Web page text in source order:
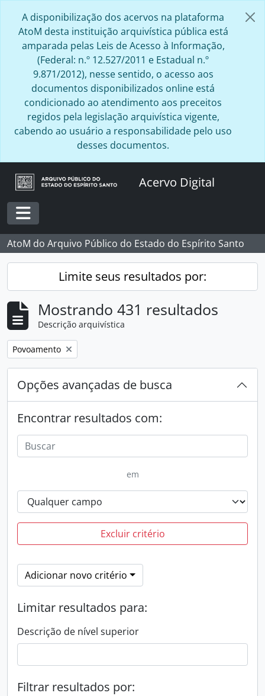
A disponibilização dos acervos na plataforma
AtoM desta instituição arquivística pública está
amparada pelas Leis de Acesso à Informação,
(Federal: n.º 12.527/2011 e Estadual n.º
9.871/2012), nesse sentido, o acesso aos
documentos disponibilizados online está
condicionado ao atendimento aos preceitos
regidos pela legislação arquivística vigente,
cabendo ao usuário a responsabilidade pelo uso
desses documentos.
Acervo Digital
Toggle navigation
AtoM do Arquivo Público do Estado do Espírito Santo
Limite seus resultados por:
Mostrando 431 resultados
Descrição arquivística
Remover filtro:
Povoamento
Opções avançadas de busca
Encontrar resultados com:
em
Excluir critério
Adicionar novo critério
Limitar resultados para:
Descrição de nível superior
Filtrar resultados por: